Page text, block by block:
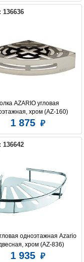
136636
AZARIO угловая
хром (AZ-160)
1 875
136642
одноэтажная Azario
хром (AZ-836)
1 935